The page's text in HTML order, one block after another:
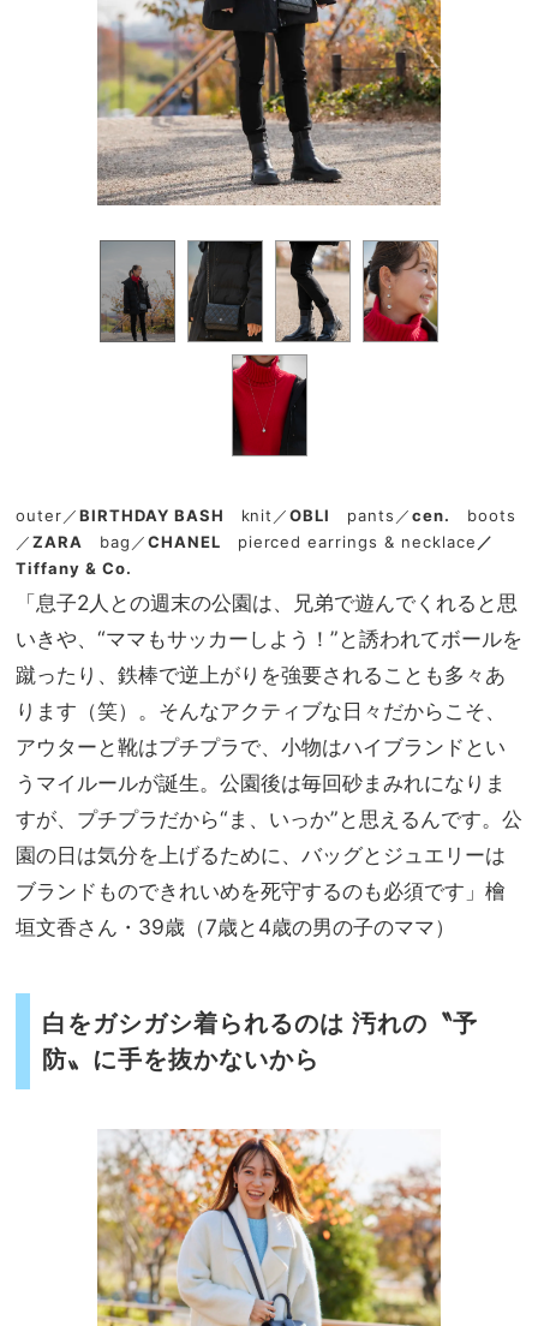
outer／BIRTHDAY BASH knit／OBLI pants／cen. boots
／ZARA bag／CHANEL pierced earrings & necklace ／
Tiffany & Co.
「息子2 人との週末の公園は、兄弟で遊んでくれると思
いきや、“ママもサッカーしよう！”と誘われてボールを
蹴ったり、鉄棒で逆上がりを強要されることも多々あ
ります（笑）。そんなアクティブな日々だからこそ、
アウターと靴はプチプラで、小物はハイブランドとい
うマイルールが誕生。公園後は毎回砂まみれになりま
すが、プチプラだから“ま、いっか”と思えるんです。公
園の日は気分を上げるために、バッグとジュエリーは
ブランドものできれいめを死守するのも必須です」檜
垣文香さん・39歳（7歳と4歳の男の子のママ）
白をガシガシ着られるのは 汚れの〝予
防〟に手を抜かないから